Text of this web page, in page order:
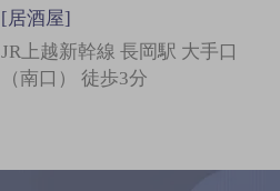
[居酒屋]
JR上越新幹線 長岡駅 大手口
（南口） 徒歩3分